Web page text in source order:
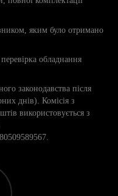
яким було отримано
обладнання
законодавства після
днів). Комісія з
використовується з